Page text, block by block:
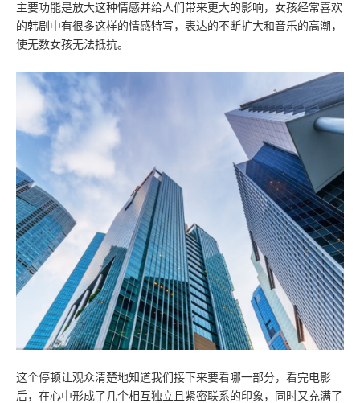
主要功能是放大这种情感并给人们带来更大的影响，女孩经常喜欢
的韩剧中有很多这样的情感特写，表达的不断扩大和音乐的高潮，
使无数女孩无法抵抗。
这个停顿让观众清楚地知道我们接下来要看哪一部分，看完电影
后，在心中形成了几个相互独立且紧密联系的印象，同时又充满了